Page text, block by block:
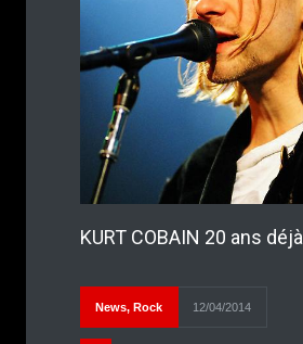
KURT COBAIN 20 ans déjà
News, Rock 12/04/2014